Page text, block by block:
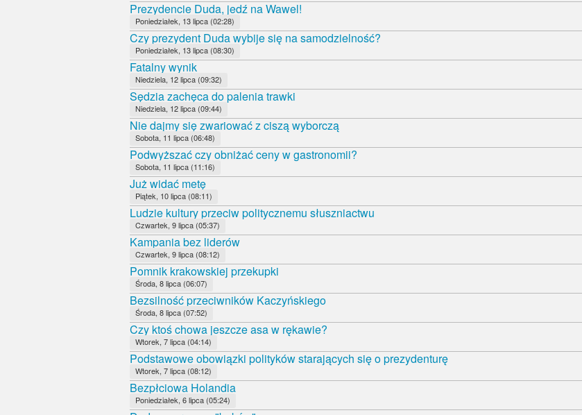
Prezydencie Duda, jedź na Wawel!
Poniedziałek, 13 lipca (02:28)
Czy prezydent Duda wybije się na samodzielność?
Poniedziałek, 13 lipca (08:30)
Fatalny wynik
Niedziela, 12 lipca (09:32)
Sędzia zachęca do palenia trawki
Niedziela, 12 lipca (09:44)
Nie dajmy się zwariować z ciszą wyborczą
Sobota, 11 lipca (06:48)
Podwyższać czy obniżać ceny w gastronomii?
Sobota, 11 lipca (11:16)
Już widać metę
Piątek, 10 lipca (08:11)
Ludzie kultury przeciw politycznemu słuszniactwu
Czwartek, 9 lipca (05:37)
Kampania bez liderów
Czwartek, 9 lipca (08:12)
Pomnik krakowskiej przekupki
Środa, 8 lipca (06:07)
Bezsilność przeciwników Kaczyńskiego
Środa, 8 lipca (07:52)
Czy ktoś chowa jeszcze asa w rękawie?
Wtorek, 7 lipca (04:14)
Podstawowe obowiązki polityków starających się o prezydenturę
Wtorek, 7 lipca (08:12)
Bezpłciowa Holandia
Poniedziałek, 6 lipca (05:24)